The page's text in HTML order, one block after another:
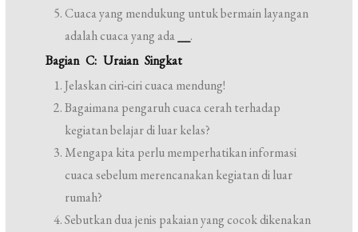
Cuaca yang mendukung untuk bermain layangan
adalah cuaca yang ada
.
Bagian C: Uraian Singkat
Jelaskan ciri-ciri cuaca mendung!
Bagaimana pengaruh cuaca cerah terhadap
kegiatan belajar di luar kelas?
Mengapa kita perlu memperhatikan informasi
cuaca sebelum merencanakan kegiatan di luar
rumah?
Sebutkan dua jenis pakaian yang cocok dikenakan